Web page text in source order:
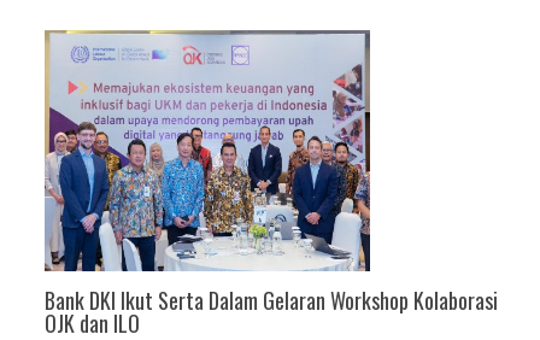
Bank DKI Ikut Serta Dalam Gelaran Workshop Kolaborasi
OJK dan ILO